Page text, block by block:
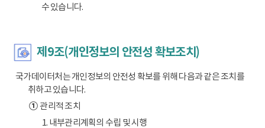
수 있습니다.
제9조(개인정보의 안전성 확보조치)
국가데이터처는 개인정보의 안전성 확보를 위해 다음과 같은 조치를
취하고 있습니다.
①관리적 조치
1. 내부관리계획의 수립 및 시행